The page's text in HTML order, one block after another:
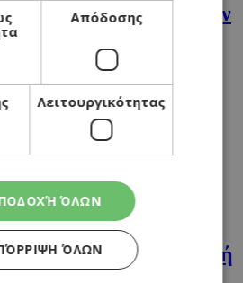
θεών και ανθρώπων
για να τα εντάξετε
μπαχαρικό της
που αγαπά η
Φθινοπωρινή
Απόδοσης
Λειτουργικότητας
ΌΛΩΝ
ΌΛΩΝ